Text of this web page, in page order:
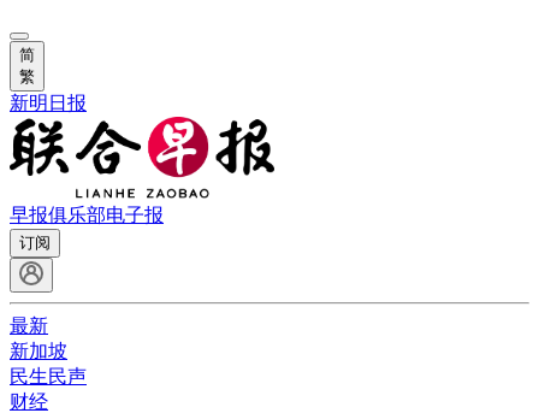
简
繁
新明日报
早报俱乐部电子报
订阅
最新
新加坡
民生民声
财经